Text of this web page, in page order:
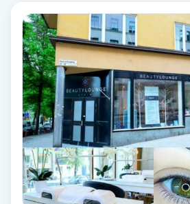
HIFU
Hollywood Peel
Hot Stone Massage
Hot yoga
Hudföryngring